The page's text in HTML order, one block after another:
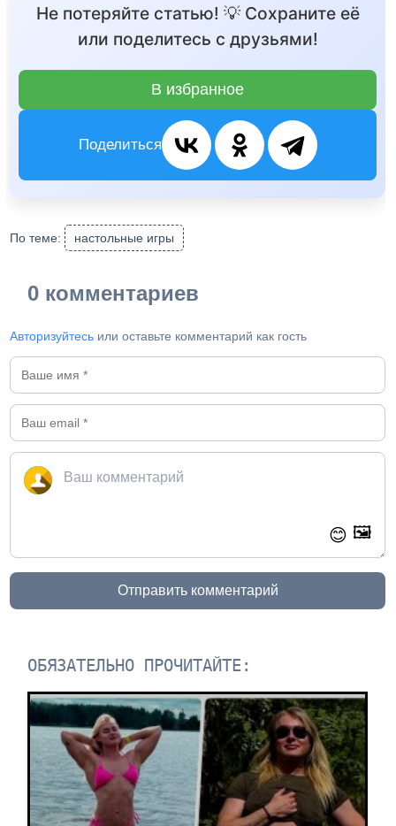
Не потеряйте статью! 💡 Сохраните её
или поделитесь с друзьями!
В избранное
Поделиться
По теме: настольные игры
0 комментариев
Авторизуйтесь или оставьте комментарий как гость
😊 🖼️
Отправить комментарий
ОБЯЗАТЕЛЬНО ПРОЧИТАЙТЕ: